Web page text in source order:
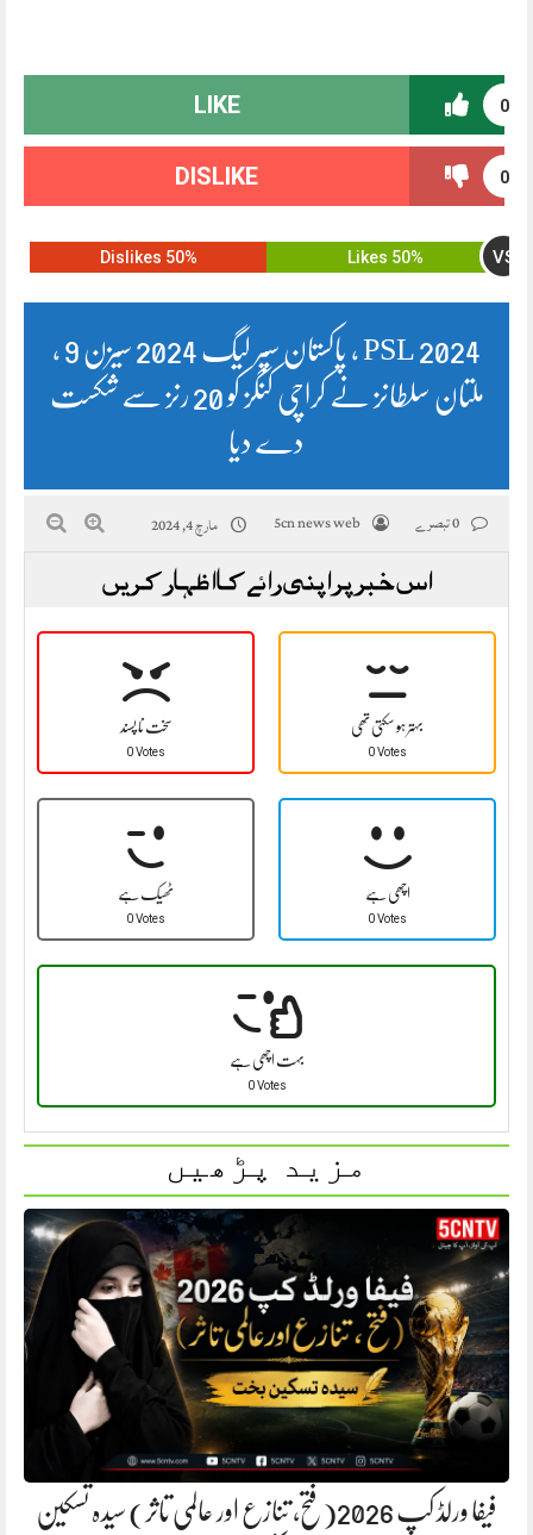
0
LIKE
0
DISLIKE
50% Likes VS
50% Dislikes
PSL 2024 ، پاکستان سپر لیگ 2024 سیزن 9 ،
ملتان سلطانز نے کراچی کنگز کو 20 رنز سے شکست
دے دیا
5cn news web مارچ 4, 2024
اس خبر پر اپنی رائے کا اظہار کریں
سخت نا پسند
0 Votes
بہتر ہو سکتی تھی
0 Votes
ٹھیک ہے
0 Votes
اچھی ہے
0 Votes
بہت اچھی ہے
0 Votes
مزید پڑھیں
فیفا ورلڈ کپ 2026(فتح، تنازع اور عالمی تاثر) سیدہ تسکین